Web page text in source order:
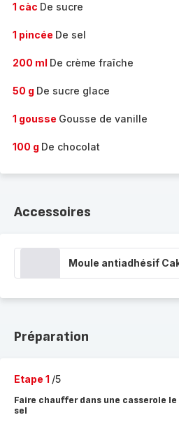
1 càc De sucre
1 pincée De sel
200 ml De crème fraîche
50 g De sucre glace
1 gousse Gousse de vanille
100 g De chocolat
Accessoires
Moule antiadhésif
Préparation
Etape 1 /5
Faire chauffer dans une casserole
sel